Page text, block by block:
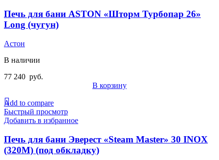
Печь для бани ASTON «Шторм Турбопар 26»
Long (чугун)
Астон
В наличии
77 240 руб.
В корзину
Add to compare
Быстрый просмотр
Добавить в избранное
Печь для бани Эверест «Steam Master» 30 INOX
(320М) (под обкладку)